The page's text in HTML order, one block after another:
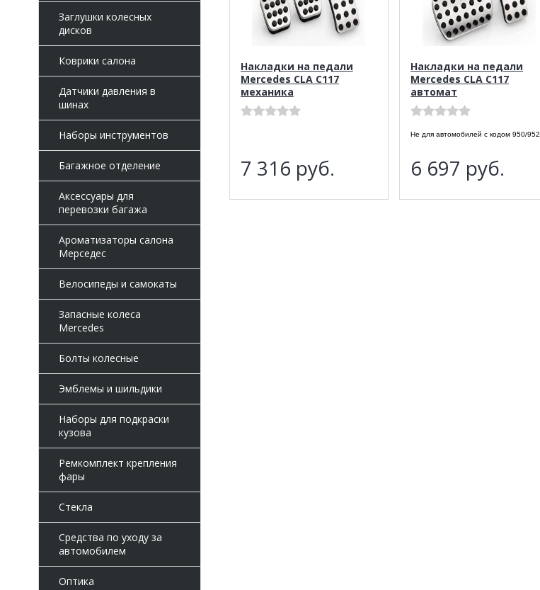
Заглушки колесных
дисков
Коврики салона
Датчики давления в
шинах
Наборы инструментов
Багажное отделение
Аксессуары для
перевозки багажа
Ароматизаторы салона
Мерседес
Велосипеды и самокаты
Запасные колеса
Mercedes
Болты колесные
Эмблемы и шильдики
Наборы для подкраски
кузова
Ремкомплект крепления
фары
Стекла
Средства по уходу за
автомобилем
Оптика
Накладки на педали
Mercedes CLA C117
механика
7 316 руб.
Накладки на педали
Mercedes CLA C117
автомат
Не для автомобилей с кодом 950/952
6 697 руб.